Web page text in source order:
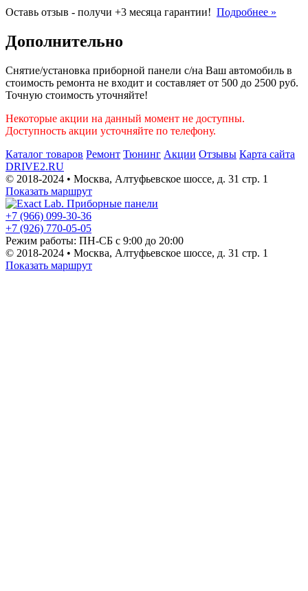
Оставь отзыв - получи +3 месяца гарантии! Подробнее »
Дополнительно
Снятие/установка приборной панели с/на Ваш автомобиль в
стоимость ремонта не входит и составляет от 500 до 2500 руб.
Точную стоимость уточняйте!
Некоторые акции на данный момент не доступны.
Доступность акции усточняйте по телефону.
Каталог товаров Ремонт Тюнинг Акции Отзывы Карта сайта
DRIVE2.RU
© 2018-2024 • Москва, Алтуфьевское шоссе, д. 31 стр. 1
Показать маршрут
+7 (966) 099-30-36
+7 (926) 770-05-05
Режим работы: ПН-СБ с 9:00 до 20:00
© 2018-2024 • Москва, Алтуфьевское шоссе, д. 31 стр. 1
Показать маршрут